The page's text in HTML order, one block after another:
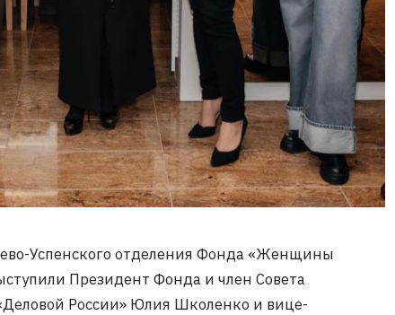
Успенского отделения Фонда «Женщины
Президент Фонда и член Совета
России» Юлия Школенко и вице-